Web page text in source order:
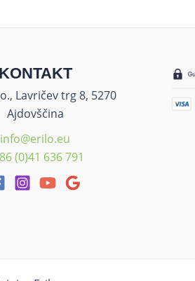
KONTAKT
Lavričev trg 8, 5270
Ajdovščina
info@erilo.eu
(0)41 636 791